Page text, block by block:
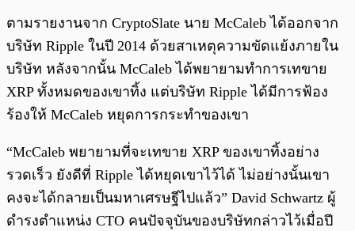
ตามรายงานจาก CryptoSlate นาย McCaleb ได้ออกจาก
บริษัท Ripple ในปี 2014 ด้วยสาเหตุความขัดแย้งภายใน
บริษัท หลังจากนั้น McCaleb ได้พยายามทำการเทขาย
XRP ทั้งหมดของเขาทิ้ง แต่บริษัท Ripple ได้มีการฟ้อง
ร้องให้ McCaleb หยุดการกระทำของเขา
“McCaleb พยายามที่จะเทขาย XRP ของเขาทิ้งอย่าง
รวดเร็ว ยังดีที่ Ripple ได้หยุดเขาไว้ได้ ไม่อย่างนั้นเขา
คงจะได้กลายเป็นมหาเศรษฐีไปแล้ว” David Schwartz ผู้
ดำรงตำแหน่ง CTO คนปัจจุบันของบริษัทกล่าวไว้เมื่อปี